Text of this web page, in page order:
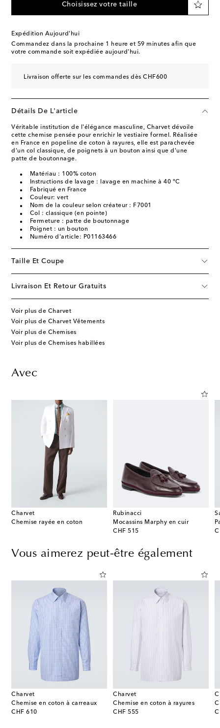
Choisissez votre taille
Expédition Aujourd'hui
Commandez dans la prochaine 1 heure et 59 minutes afin que
votre commande soit expédiée aujourd'hui.
Livraison offerte sur les commandes dès CHF600
Détails De L'article
Véritable institution de l'élégance masculine, Charvet dévoile
cette chemise pensée pour enrichir le vestiaire formel. Réalisée
en France en popeline de coton à rayures, elle est parachevée
d'un col classique, de poignets à un bouton ainsi que d'une
patte de boutonnage.
Matériau : 100% coton
Instructions de lavage : lavage en machine à 40 °C
Fabriqué en France
Couleur: vert
Nom de la couleur selon créateur : F7001
Col : classique (en pointe)
Fermeture : patte de boutonnage
Poignet : un bouton
Numéro d'article: P01163466
Taille Et Coupe
Livraison Et Retour Gratuits
Voir plus de Charvet
Voir plus de Charvet Vêtements
Voir plus de Chemises
Voir plus de Chemises habillées
Avec
Charvet
Chemise rayée en coton
Rubinacci
Mocassins Marphy en cuir
CHF 515
original price
Vous aimerez peut-être également
Charvet
Chemise en coton à carreaux
CHF 610
original price
Charvet
Chemise en coton à rayures
CHF 555
original price